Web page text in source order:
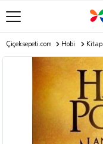
Çiçeksepeti.com Hobi Kitap